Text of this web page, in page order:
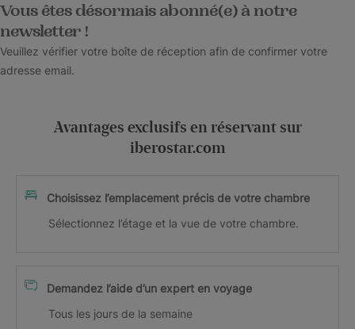
Vous êtes désormais abonné(e) à notre
newsletter !
Veuillez vérifier votre boîte de réception afin de confirmer votre
adresse email.
Avantages exclusifs en réservant sur
iberostar.com
Choisissez l’emplacement précis de votre chambre
Sélectionnez l’étage et la vue de votre chambre.
Demandez l’aide d’un expert en voyage
Tous les jours de la semaine